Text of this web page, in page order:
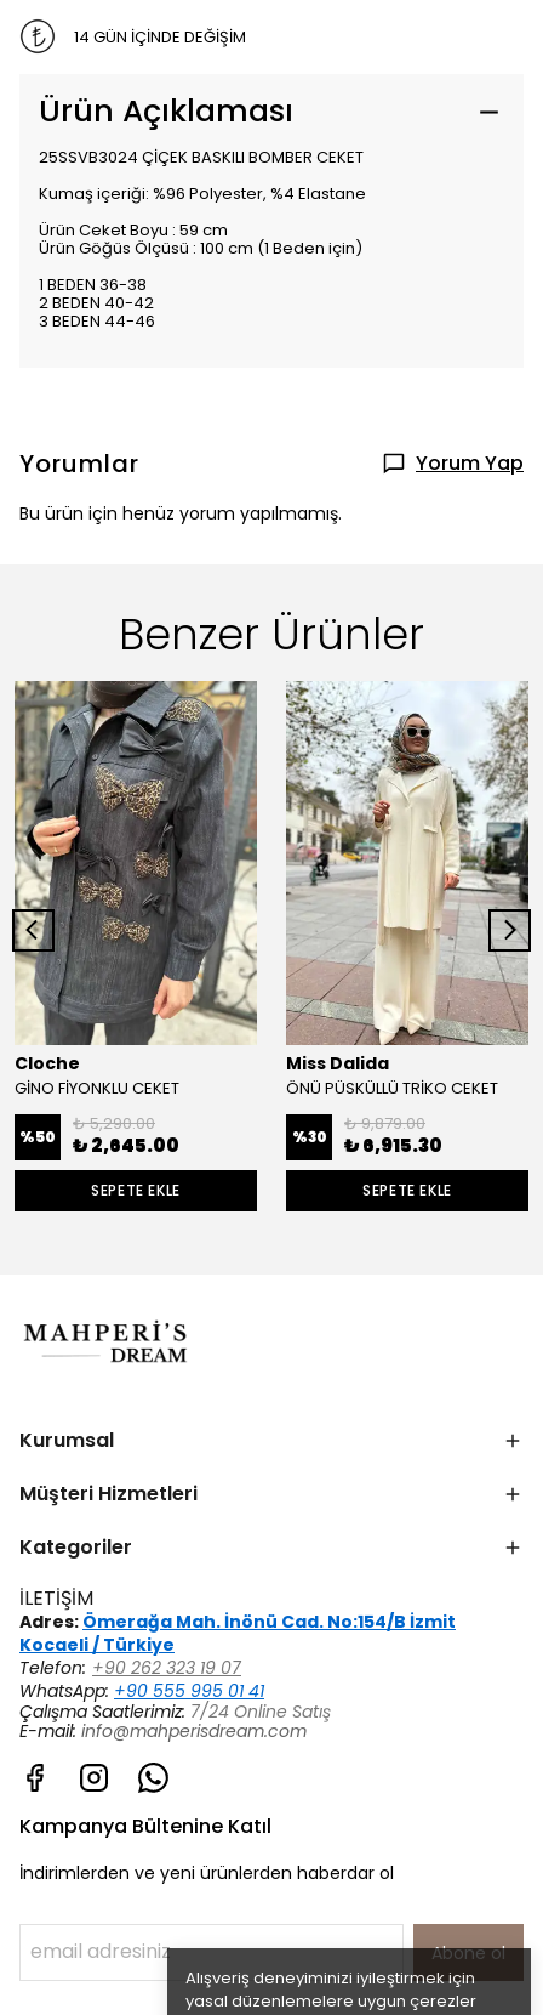
Alışveriş deneyiminizi iyileştirmek için
yasal düzenlemelere uygun çerezler
14 GÜN İÇİNDE DEĞİŞİM
Ürün Açıklaması
25SSVB3024 ÇİÇEK BASKILI BOMBER CEKET
Kumaş içeriği: %96 Polyester, %4 Elastane
Ürün Ceket Boyu : 59 cm
Ürün Göğüs Ölçüsü : 100 cm (1 Beden için)
1 BEDEN 36-38
2 BEDEN 40-42
3 BEDEN 44-46
Yorumlar Yorum Yap
Bu ürün için henüz yorum yapılmamış.
Benzer Ürünler
Cloche
GİNO FİYONKLU CEKET
%50
₺ 5,290.00
₺ 2,645.00
SEPETE EKLE
Miss Dalida
ÖNÜ PÜSKÜLLÜ TRİKO CEKET
%30
₺ 9,879.00
₺ 6,915.30
SEPETE EKLE
Kurumsal
Müşteri Hizmetleri
Kategoriler
İLETİŞİM
Adres: Ömerağa Mah. İnönü Cad. No:154/B İzmit
Kocaeli / Türkiye
Telefon: +90 262 323 19 07
WhatsApp: +90 555 995 01 41
Çalışma Saatlerimiz: 7/24 Online Satış
E-mail: info@mahperisdream.com
Kampanya Bültenine Katıl
İndirimlerden ve yeni ürünlerden haberdar ol
Abone ol